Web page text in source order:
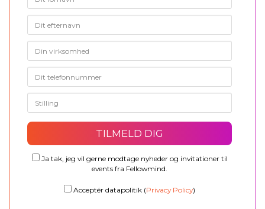
Ja tak, jeg vil gerne modtage nyheder og invitationer til
events fra Fellowmind.
Acceptér datapolitik (Privacy Policy)